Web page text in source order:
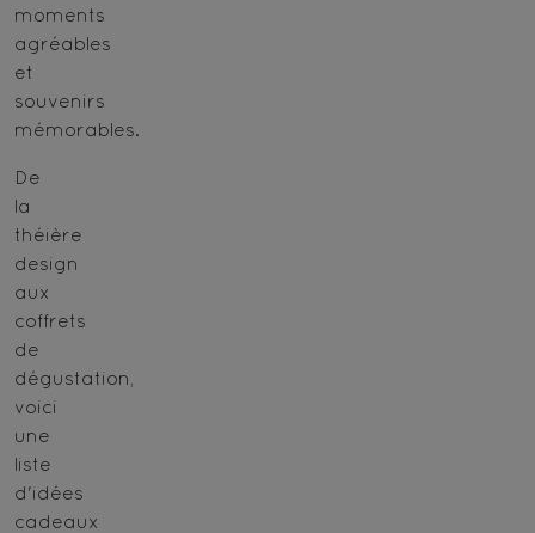
moments
agréables
et
souvenirs
mémorables.
De
la
théière
design
aux
coffrets
de
dégustation,
voici
une
liste
d'idées
cadeaux